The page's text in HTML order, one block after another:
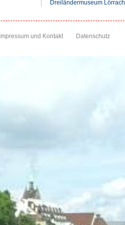
Dreiländermuseum Lörrach
und Kontakt Datenschutz